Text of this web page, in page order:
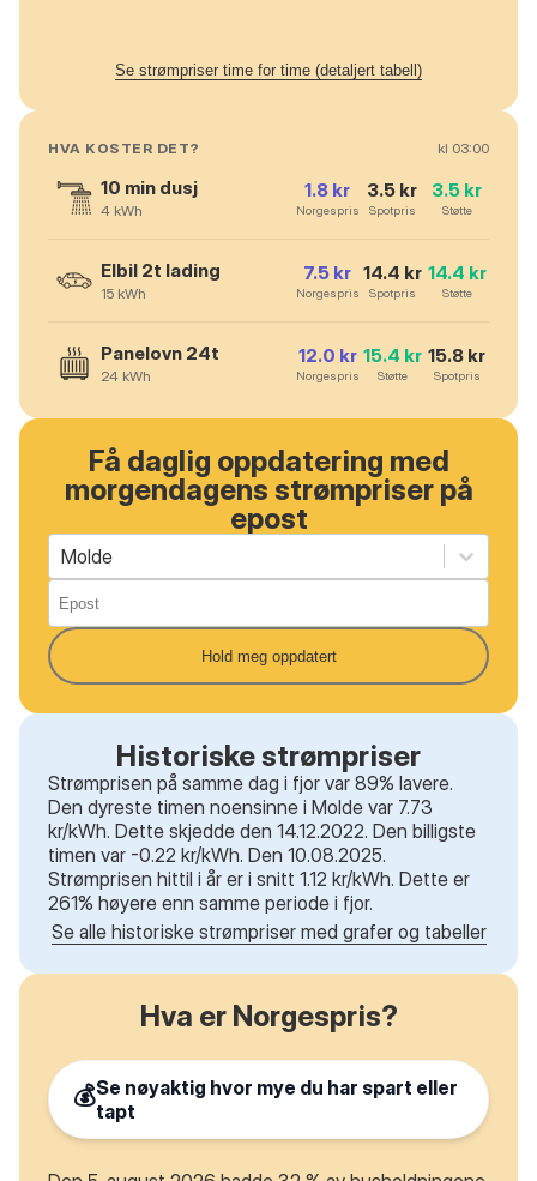
Se strømpriser time for time (detaljert tabell)
HVA KOSTER DET? kl 03:00
10 min dusj
4 kWh
1.8 kr
Norgespris
3.5 kr
Spotpris
3.5 kr
Støtte
Elbil 2t lading
15 kWh
7.5 kr
Norgespris
14.4 kr
Spotpris
14.4 kr
Støtte
Panelovn 24t
24 kWh
12.0 kr
Norgespris
15.4 kr
Støtte
15.8 kr
Spotpris
Få daglig oppdatering med
morgendagens strømpriser på
epost
Molde
Hold meg oppdatert
Historiske strømpriser
Strømprisen på samme dag i fjor var 89% lavere.
Den dyreste timen noensinne i Molde var 7.73
kr/kWh. Dette skjedde den 14.12.2022. Den billigste
timen var -0.22 kr/kWh. Den 10.08.2025.
Strømprisen hittil i år er i snitt 1.12 kr/kWh. Dette er
261% høyere enn samme periode i fjor.
Se alle historiske strømpriser med grafer og tabeller
Hva er Norgespris?
💰Se nøyaktig hvor mye du har spart eller
tapt